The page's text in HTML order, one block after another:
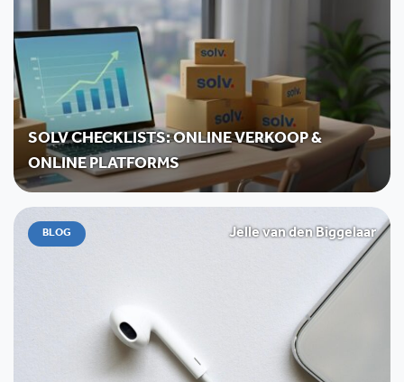
SOLV CHECKLISTS: ONLINE VERKOOP &
ONLINE PLATFORMS
BLOG Jelle van den Biggelaar